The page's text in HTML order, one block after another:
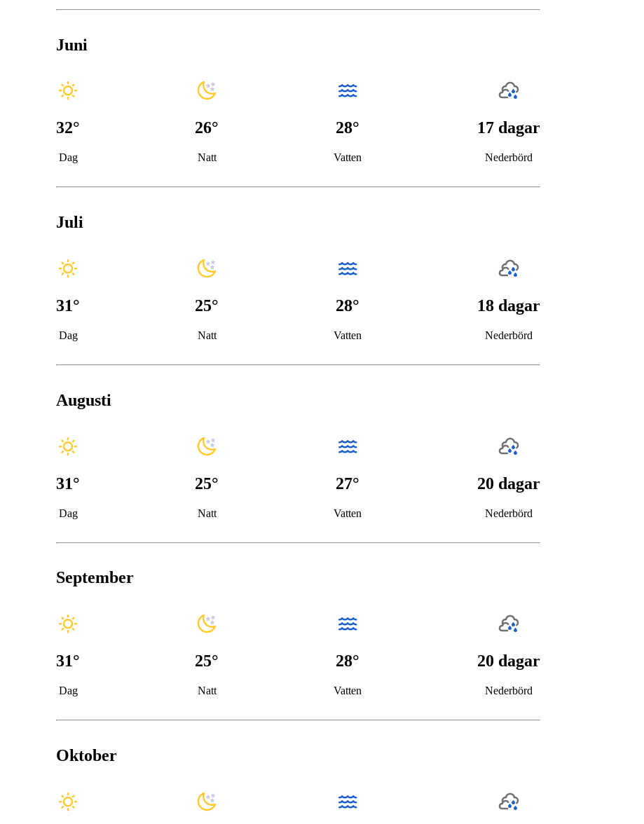
Juni
32°
Dag
26°
Natt
28°
Vatten
17 dagar
Nederbörd
Juli
31°
Dag
25°
Natt
28°
Vatten
18 dagar
Nederbörd
Augusti
31°
Dag
25°
Natt
27°
Vatten
20 dagar
Nederbörd
September
31°
Dag
25°
Natt
28°
Vatten
20 dagar
Nederbörd
Oktober